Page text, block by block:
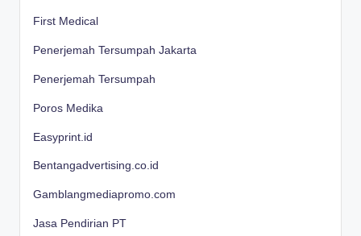
First Medical
Penerjemah Tersumpah Jakarta
Penerjemah Tersumpah
Poros Medika
Easyprint.id
Bentangadvertising.co.id
Gamblangmediapromo.com
Jasa Pendirian PT